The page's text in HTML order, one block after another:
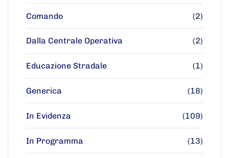
Comando (2)
Dalla Centrale Operativa (2)
Educazione Stradale (1)
Generica (18)
In Evidenza (109)
In Programma (13)